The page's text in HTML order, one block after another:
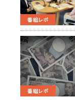
番組レポ
番組レポ